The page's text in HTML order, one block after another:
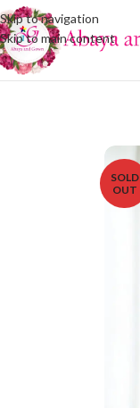
Skip to navigation
Skip to main content
SOLD
OUT